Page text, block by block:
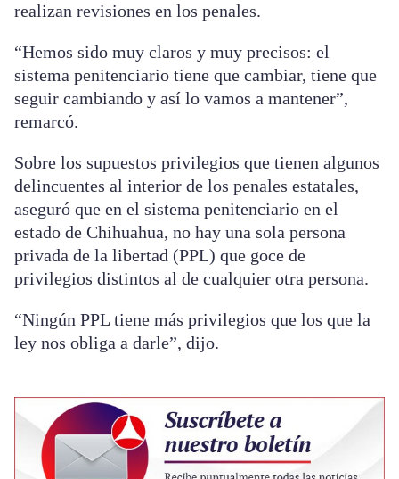
realizan revisiones en los penales.
“Hemos sido muy claros y muy precisos: el
sistema penitenciario tiene que cambiar, tiene que
seguir cambiando y así lo vamos a mantener”,
remarcó.
Sobre los supuestos privilegios que tienen algunos
delincuentes al interior de los penales estatales,
aseguró que en el sistema penitenciario en el
estado de Chihuahua, no hay una sola persona
privada de la libertad (PPL) que goce de
privilegios distintos al de cualquier otra persona.
“Ningún PPL tiene más privilegios que los que la
ley nos obliga a darle”, dijo.